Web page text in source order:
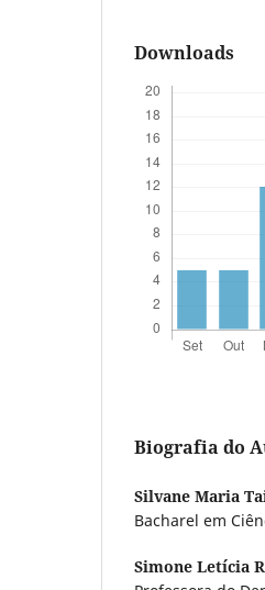
Downloads
Biografia do
Silvane Maria
Bacharel em
Simone Letícia